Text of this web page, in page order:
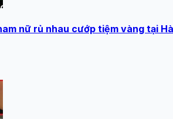
nữ rủ nhau cướp tiệm vàng tại